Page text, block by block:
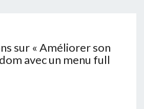
sur « Améliorer son
avec un menu full